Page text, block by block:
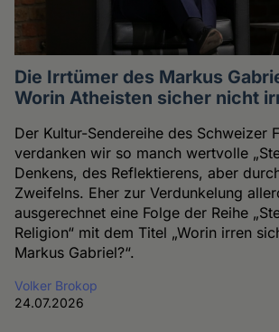
Die Irrtümer des Markus
Worin Atheisten sicher nicht
Der Kultur-Sendereihe des Schweizer
verdanken wir so manch wertvolle
Denkens, des Reflektierens, aber
Zweifelns. Eher zur Verdunkelung
ausgerechnet eine Folge der Reihe
Religion“ mit dem Titel „Worin irren
Markus Gabriel?“.
Volker Brokop
24.07.2026